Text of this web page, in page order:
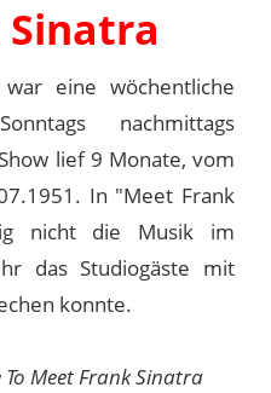
war eine wöchentliche
nachmittags
lief 9 Monate, vom
In "Meet Frank
nicht die Musik im
das Studiogäste mit
konnte.
To Meet Frank Sinatra